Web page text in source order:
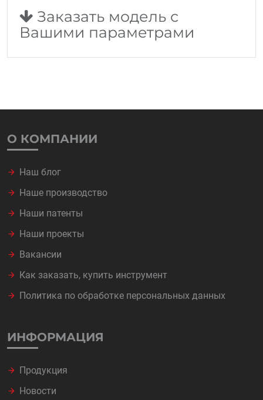
Заказать модель с
Вашими параметрами
О КОМПАНИИ
Наш блог
Наше производство
Наши патенты
Наши проекты
Вакансии
Как заказать, купить инструмент
Политика по обработке персональных данных
ИНФОРМАЦИЯ
Продукция
Новости